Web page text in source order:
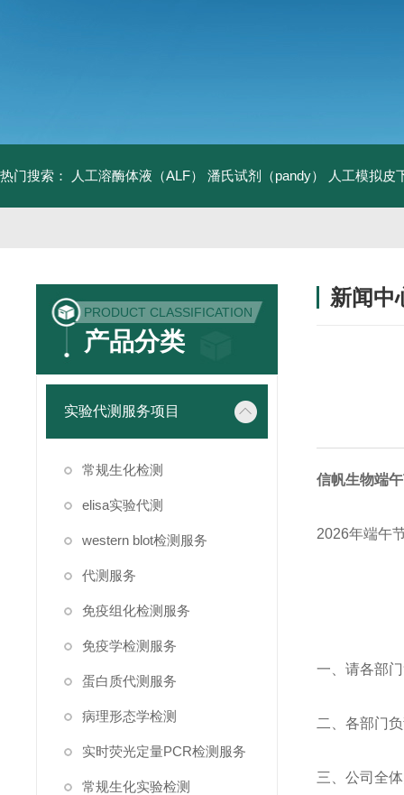
热门搜索： 人工溶酶体液（ALF） 潘氏试剂（pandy） 人工模拟皮
PRODUCT CLASSIFICATION
产品分类
实验代测服务项目
常规生化检测
elisa实验代测
western blot检测服务
代测服务
免疫组化检测服务
免疫学检测服务
蛋白质代测服务
病理形态学检测
实时荧光定量PCR检测服务
常规生化实验检测
新闻中
信帆生物端
2026年端午
一、请各部
二、各部门
三、公司全